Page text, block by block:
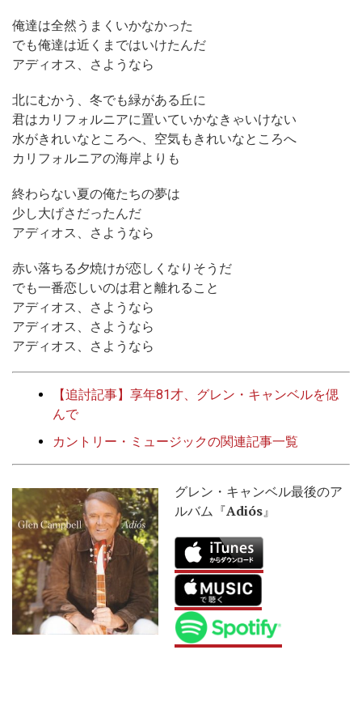
俺達は全然うまくいかなかった
でも俺達は近くまではいけたんだ
アディオス、さようなら
北にむかう、冬でも緑がある丘に
君はカリフォルニアに置いていかなきゃいけない
水がきれいなところへ、空気もきれいなところへ
カリフォルニアの海岸よりも
終わらない夏の俺たちの夢は
少し大げさだったんだ
アディオス、さようなら
赤い落ちる夕焼けが恋しくなりそうだ
でも一番恋しいのは君と離れること
アディオス、さようなら
アディオス、さようなら
アディオス、さようなら
【追討記事】享年81才、グレン・キャンベルを偲
んで
カントリー・ミュージックの関連記事一覧
グレン・キャンベル最後のア
ルバム『Adiós』